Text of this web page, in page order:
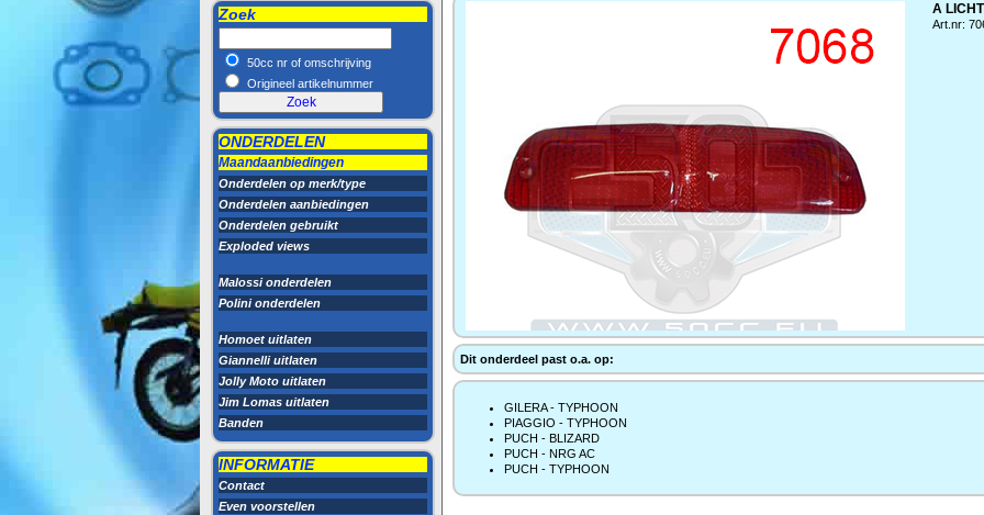
Zoek
50cc nr of omschrijving
Origineel artikelnummer
ONDERDELEN
Maandaanbiedingen
Onderdelen op merk/type
Onderdelen aanbiedingen
Onderdelen gebruikt
Exploded views
Malossi onderdelen
Polini onderdelen
Homoet uitlaten
Giannelli uitlaten
Jolly Moto uitlaten
Jim Lomas uitlaten
Banden
INFORMATIE
Contact
Even voorstellen
A
Art.nr:
Dit onderdeel past o.a. op:
GILERA - TYPHOON
PIAGGIO - TYPHOON
PUCH - BLIZARD
PUCH - NRG AC
PUCH - TYPHOON